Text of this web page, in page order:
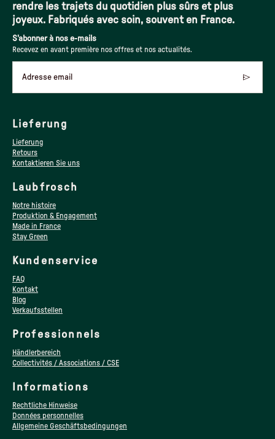
rendre les trajets du quotidien plus sûrs et plus
joyeux. Fabriqués avec soin, souvent en France.
S'abonner à nos e-mails
Recevez en avant première nos offres et nos actualités.
Adresse email
Lieferung
Lieferung
Retours
Kontaktieren Sie uns
Laubfrosch
Notre histoire
Produktion & Engagement
Made in France
Stay Green
Kundenservice
FAQ
Kontakt
Blog
Verkaufsstellen
Professionnels
Händlerbereich
Collectivités / Associations / CSE
Informations
Rechtliche Hinweise
Données personnelles
Allgemeine Geschäftsbedingungen